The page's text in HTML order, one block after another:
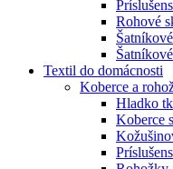
Rohové
Textil do domácnosti
Koberce a
Hladko
Koberce